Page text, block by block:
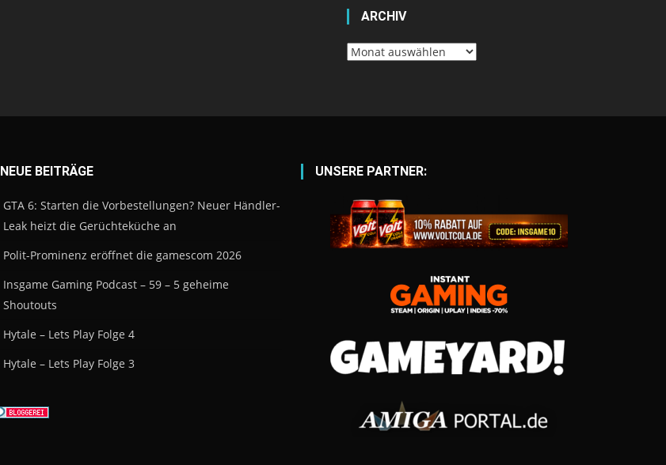
ARCHIV
Archiv
NEUE BEITRÄGE
GTA 6: Starten die Vorbestellungen? Neuer Händler-
Leak heizt die Gerüchteküche an
Polit-Prominenz eröffnet die gamescom 2026
Insgame Gaming Podcast – 59 – 5 geheime
Shoutouts
Hytale – Lets Play Folge 4
Hytale – Lets Play Folge 3
UNSERE PARTNER: